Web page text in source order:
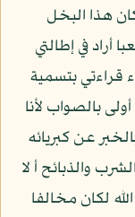
هذا البخل
في إطالتي
قراءتي بتسمية
بالصواب لأنا
عن كبريائه
والذبائح أ لا
لكان مخالفا